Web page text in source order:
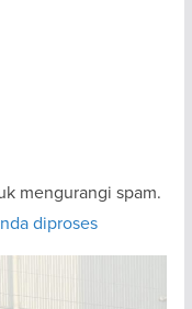
mengurangi spam.
diproses